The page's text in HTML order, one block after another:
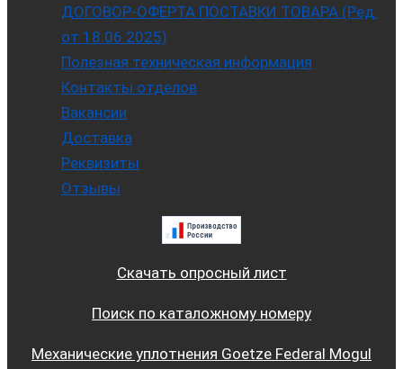
ДОГОВОР-ОФЕРТА ПОСТАВКИ ТОВАРА (Ред.
от 18.06.2025)
Полезная техническая информация
Контакты отделов
Вакансии
Доставка
Реквизиты
Отзывы
Скачать опросный лист
Поиск по каталожному номеру
Механические уплотнения Goetze Federal Mogul